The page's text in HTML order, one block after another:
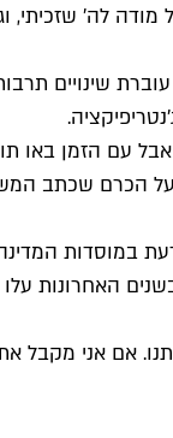
לה' שזכיתי,
עוברת שינויים
עם הזמן באו
הכרם שכתב
במוסדות
האחרונות עלו
אם אני